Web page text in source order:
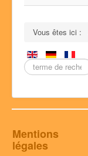
Vous êtes ici :
Entrez
un
de
recherche
Mentions
légales